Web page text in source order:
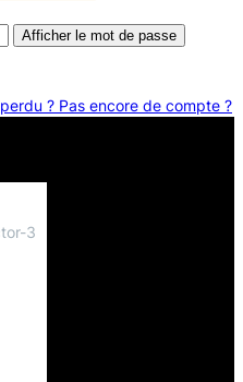
Afficher le mot de passe
? Pas encore de compte ?
3